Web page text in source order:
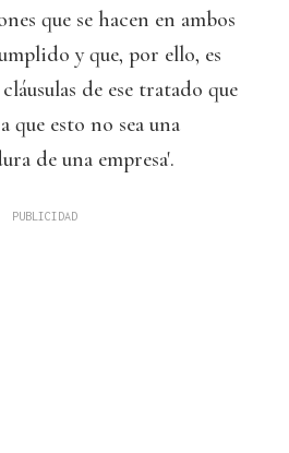
que se hacen en ambos
y que, por ello, es
de ese tratado que
esto no sea una
de una empresa'.